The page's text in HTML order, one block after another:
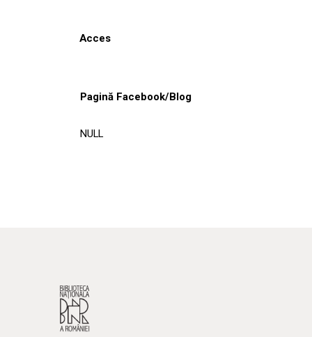
Acces
Pagină Facebook/Blog
NULL